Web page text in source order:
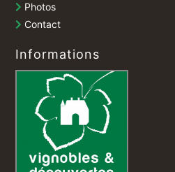
Photos
Contact
Informations